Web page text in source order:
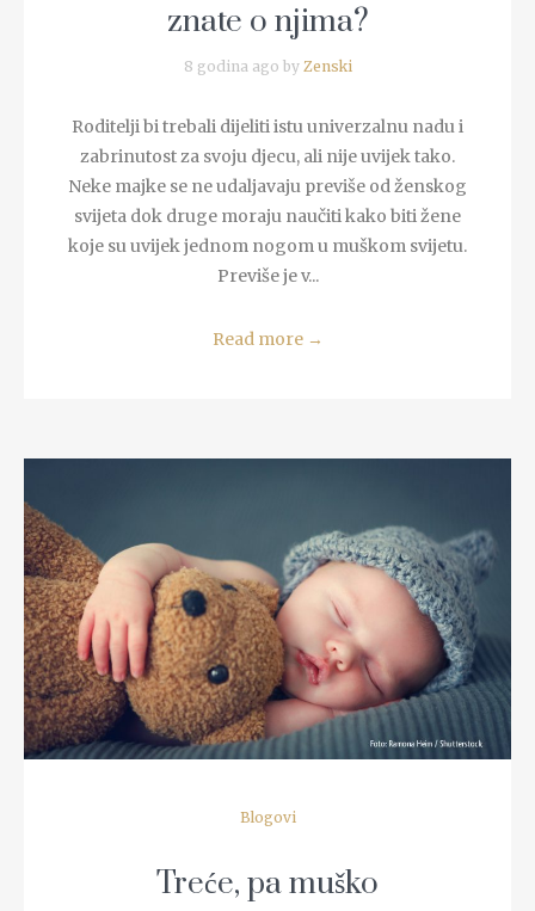
znate o njima?
8 godina ago by Zenski
Roditelji bi trebali dijeliti istu univerzalnu nadu i
zabrinutost za svoju djecu, ali nije uvijek tako.
Neke majke se ne udaljavaju previše od ženskog
svijeta dok druge moraju naučiti kako biti žene
koje su uvijek jednom nogom u muškom svijetu.
Previše je v...
Read more →
READ MORE
Blogovi
Treće, pa muško